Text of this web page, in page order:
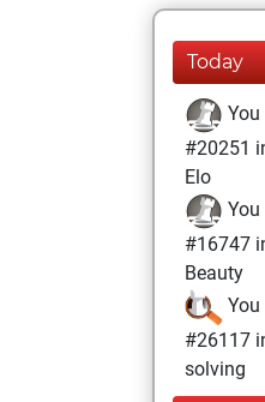
Today
You
#20251
Elo
You
#16747
Beauty
You
#26117
solving